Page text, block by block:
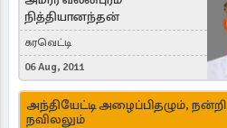
நித்தியானந்தன்
கரவெட்டி
06 Aug, 2011
அந்தியேட்டி அழைப்பிதழும், நன்றி
நவிலலும்